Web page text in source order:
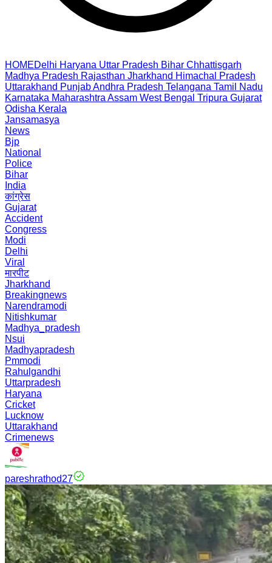
HOMEDelhi Haryana Uttar Pradesh Bihar Chhattisgarh
Madhya Pradesh Rajasthan Jharkhand Himachal Pradesh
Uttarakhand PunjabAndhra Pradesh Telangana Tamil Nadu
Karnataka Maharashtra Assam West Bengal Tripura Gujarat
Odisha Kerala
Jansamasya
News
Bjp
National
Police
Bihar
India
कांग्रेस
Gujarat
Accident
Congress
Modi
Delhi
Viral
मारपीट
Jharkhand
Breakingnews
Narendramodi
Nitishkumar
Madhya_pradesh
Nsui
Madhyapradesh
Pmmodi
Rahulgandhi
Uttarpradesh
Haryana
Cricket
Lucknow
Uttarakhand
Crimenews
pareshrathod27